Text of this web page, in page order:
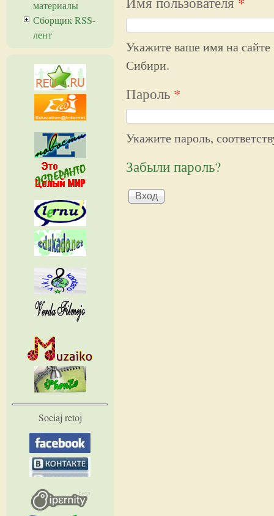
Укажите ваше имя на
Сибири.
Пароль *
Укажите пароль,
Забыли пароль?
материалы
Сборщик RSS-
лент
Sociaj retoj